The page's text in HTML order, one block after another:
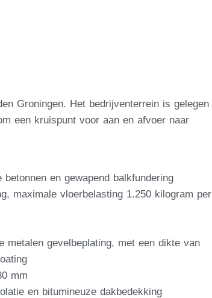
Groningen. Het bedrijventerrein is gelegen
een kruispunt voor aan en afvoer naar
en gewapend balkfundering
maximale vloerbelasting 1.250 kilogram per
metalen gevelbeplating, met een dikte van
mm
en bitumineuze dakbedekking